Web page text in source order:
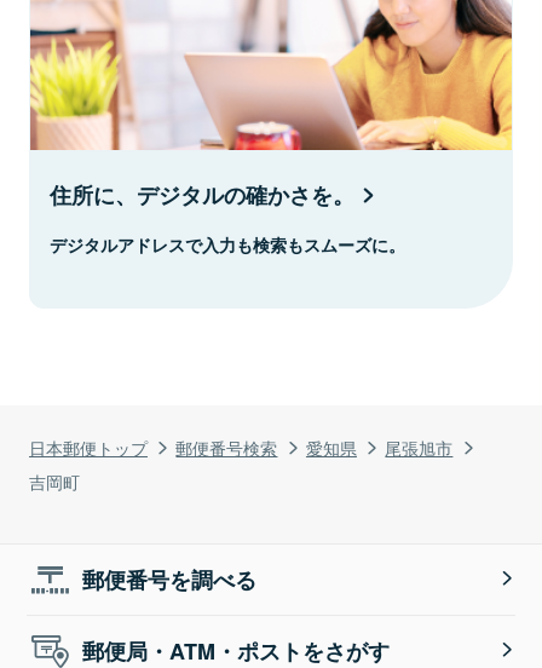
日本郵便トップ 郵便番号検索 愛知県
尾張旭市
吉岡町
住所に、デジタルの確かさを。
デジタルアドレスで入力も検索もスムーズに。
郵便番号を調べる
郵便局・ATM・ポストをさがす